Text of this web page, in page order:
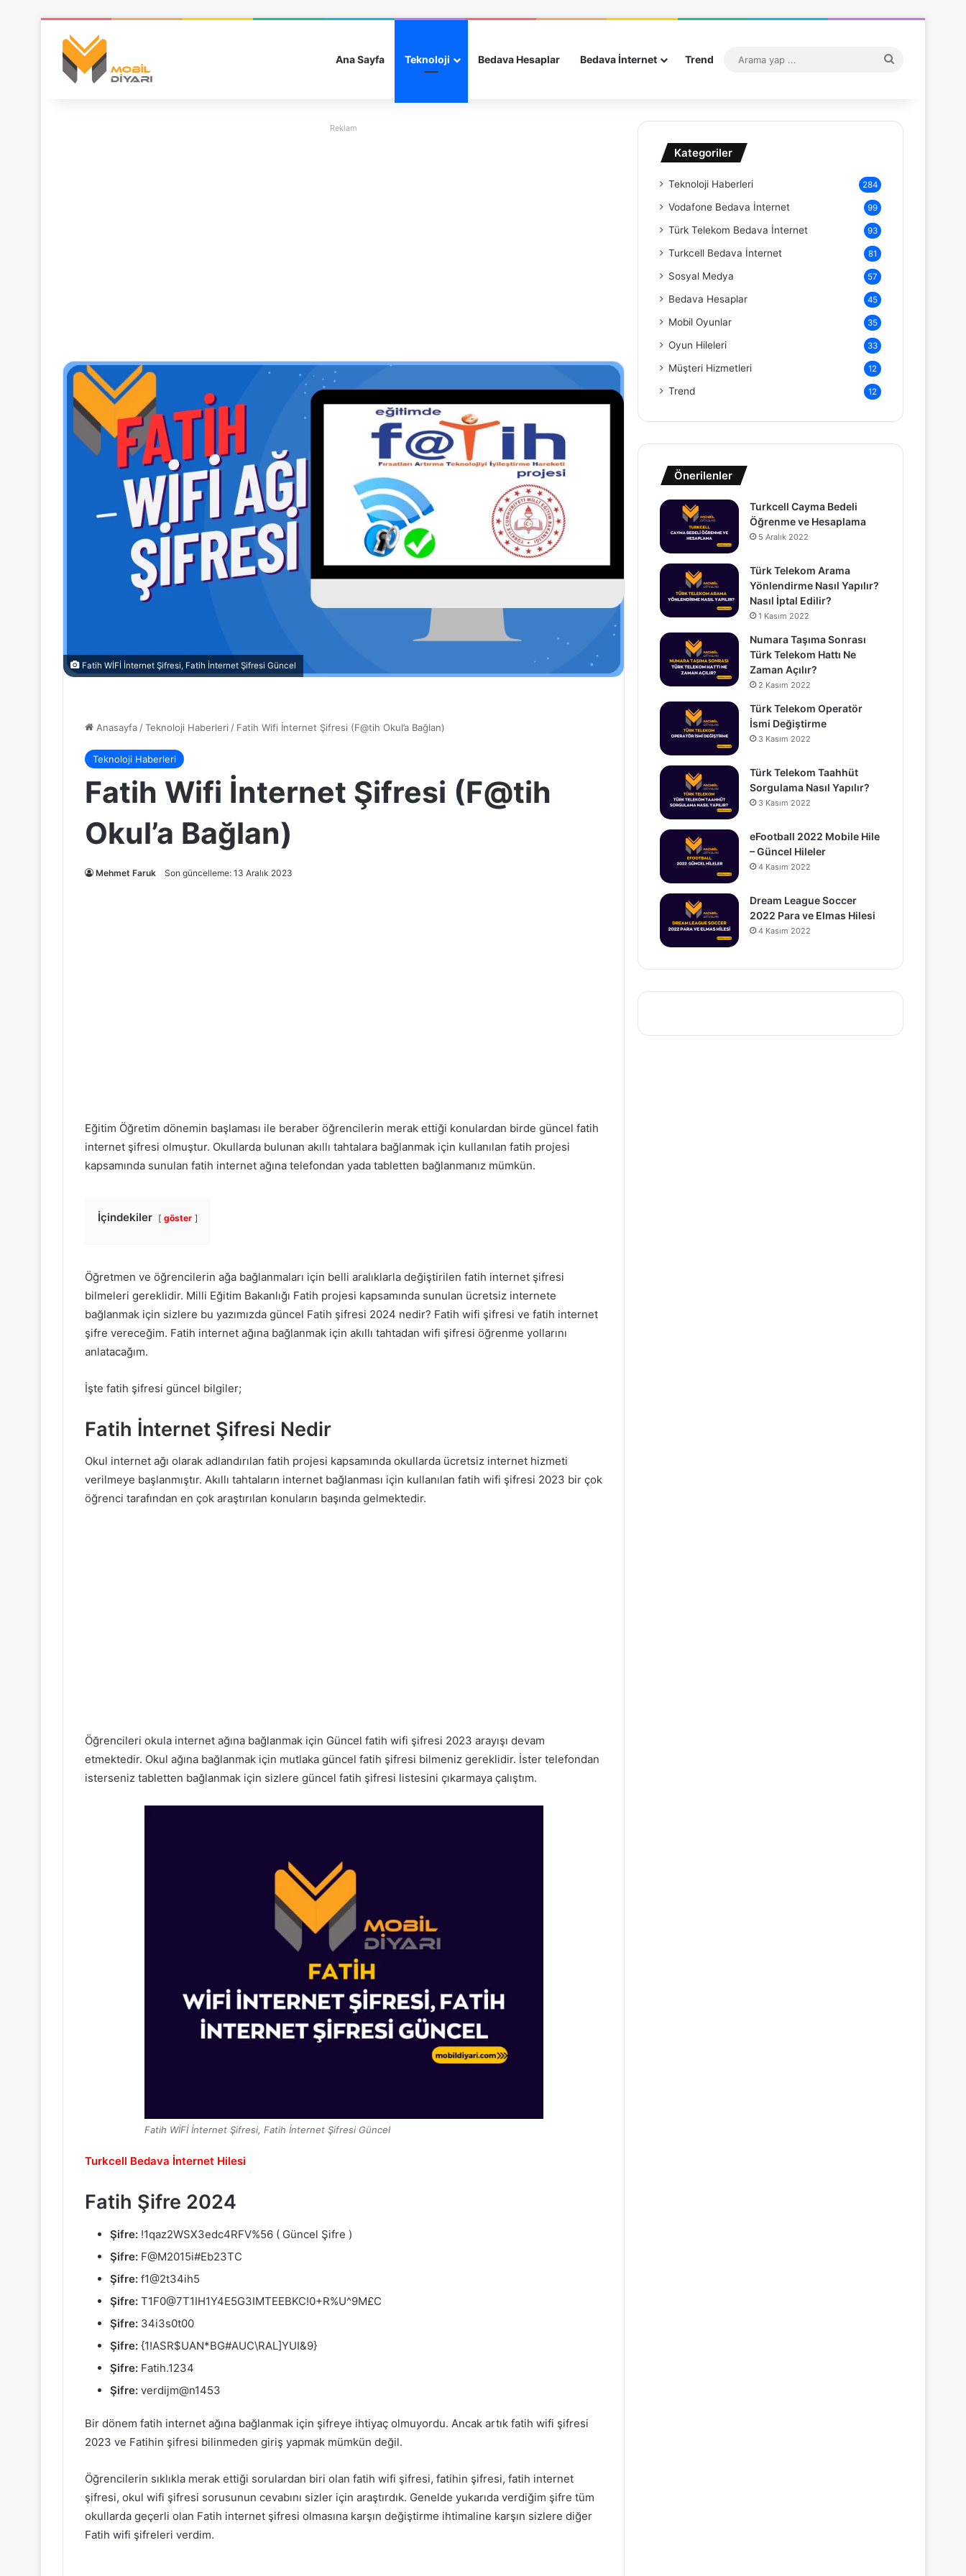
Ana Sayfa Teknoloji Bedava Hesaplar Bedava İnternet Trend
Reklam
Fatih WİFİ İnternet Şifresi, Fatih İnternet Şifresi Güncel
Anasayfa /Teknoloji Haberleri / Fatih Wifi İnternet Şifresi (F@tih Okul’a Bağlan)
Teknoloji Haberleri
Fatih Wifi İnternet Şifresi (F@tih
Okul’a Bağlan)
Mehmet Faruk Son güncelleme: 13 Aralık 2023
Eğitim Öğretim dönemin başlaması ile beraber öğrencilerin merak ettiği konulardan birde güncel fatih
internet şifresi olmuştur. Okullarda bulunan akıllı tahtalara bağlanmak için kullanılan fatih projesi
kapsamında sunulan fatih internet ağına telefondan yada tabletten bağlanmanız mümkün.
İçindekiler göster
Öğretmen ve öğrencilerin ağa bağlanmaları için belli aralıklarla değiştirilen fatih internet şifresi
bilmeleri gereklidir. Milli Eğitim Bakanlığı Fatih projesi kapsamında sunulan ücretsiz internete
bağlanmak için sizlere bu yazımızda güncel Fatih şifresi 2024 nedir? Fatih wifi şifresi ve fatih internet
şifre vereceğim. Fatih internet ağına bağlanmak için akıllı tahtadan wifi şifresi öğrenme yollarını
anlatacağım.
İşte fatih şifresi güncel bilgiler;
Fatih İnternet Şifresi Nedir
Okul internet ağı olarak adlandırılan fatih projesi kapsamında okullarda ücretsiz internet hizmeti
verilmeye başlanmıştır. Akıllı tahtaların internet bağlanması için kullanılan fatih wifi şifresi 2023 bir çok
öğrenci tarafından en çok araştırılan konuların başında gelmektedir.
Öğrencileri okula internet ağına bağlanmak için Güncel fatih wifi şifresi 2023 arayışı devam
etmektedir. Okul ağına bağlanmak için mutlaka güncel fatih şifresi bilmeniz gereklidir. İster telefondan
isterseniz tabletten bağlanmak için sizlere güncel fatih şifresi listesini çıkarmaya çalıştım.
Fatih WİFİ İnternet Şifresi, Fatih İnternet Şifresi Güncel
Turkcell Bedava İnternet Hilesi
Fatih Şifre 2024
Şifre: !1qaz2WSX3edc4RFV%56 ( Güncel Şifre )
Şifre: F@M2015i#Eb23TC
Şifre: f1@2t34ih5
Şifre: T1F0@7T1IH1Y4E5G3IMTEEBKC!0+R%U^9M£C
Şifre: 34i3s0t00
Şifre: {1!ASR$UAN*BG#AUC\RAL]YUI&9}
Şifre: Fatih.1234
Şifre: verdijm@n1453
Bir dönem fatih internet ağına bağlanmak için şifreye ihtiyaç olmuyordu. Ancak artık fatih wifi şifresi
2023 ve Fatihin şifresi bilinmeden giriş yapmak mümkün değil.
Öğrencilerin sıklıkla merak ettiği sorulardan biri olan fatih wifi şifresi, fatihin şifresi, fatih internet
şifresi, okul wifi şifresi sorusunun cevabını sizler için araştırdık. Genelde yukarıda verdiğim şifre tüm
okullarda geçerli olan Fatih internet şifresi olmasına karşın değiştirme ihtimaline karşın sizlere diğer
Fatih wifi şifreleri verdim.
Kategoriler
Teknoloji Haberleri 284
Vodafone Bedava İnternet 99
Türk Telekom Bedava İnternet 93
Turkcell Bedava İnternet 81
Sosyal Medya 57
Bedava Hesaplar 45
Mobil Oyunlar 35
Oyun Hileleri 33
Müşteri Hizmetleri 12
Trend 12
Önerilenler
Turkcell Cayma Bedeli
Öğrenme ve Hesaplama
5 Aralık 2022
Türk Telekom Arama
Yönlendirme Nasıl Yapılır?
Nasıl İptal Edilir?
1 Kasım 2022
Numara Taşıma Sonrası
Türk Telekom Hattı Ne
Zaman Açılır?
2 Kasım 2022
Türk Telekom Operatör
İsmi Değiştirme
3 Kasım 2022
Türk Telekom Taahhüt
Sorgulama Nasıl Yapılır?
3 Kasım 2022
eFootball 2022 Mobile Hile
– Güncel Hileler
4 Kasım 2022
Dream League Soccer
2022 Para ve Elmas Hilesi
4 Kasım 2022